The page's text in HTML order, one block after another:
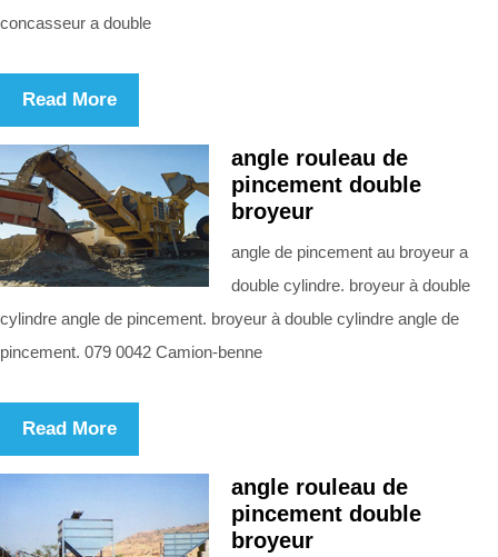
concasseur a double
Read More
angle rouleau de
pincement double
broyeur
angle de pincement au broyeur a
double cylindre. broyeur à double
cylindre angle de pincement. broyeur à double cylindre angle de
pincement. 079 0042 Camion-benne
Read More
angle rouleau de
pincement double
broyeur